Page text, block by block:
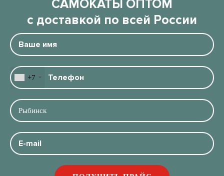
САМОКАТЫ ОПТОМ
с доставкой по всей России
+7